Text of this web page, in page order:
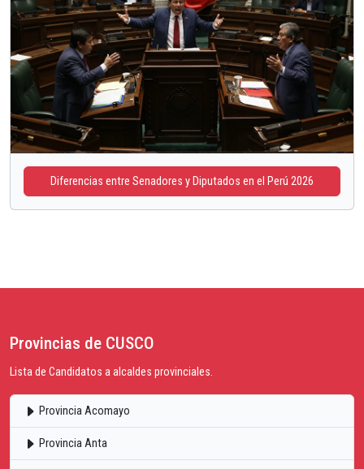
Diferencias entre Senadores y Diputados en el Perú 2026
Provincias de CUSCO
Lista de Candidatos a alcaldes provinciales.
Provincia Acomayo
Provincia Anta